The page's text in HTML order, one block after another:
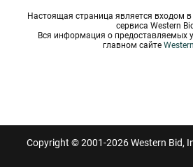
Настоящая страница является входом
сервиса Western
Вся информация о предоставляемых
главном сайте
Copyright © 2001-2026 Western Bid,